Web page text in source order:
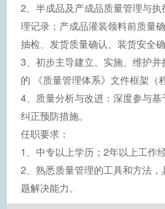
2、半成品及产成品质量管理与
理记录；产成品灌装领料前质量
抽检、发货质量确认、装货安全确
3、初步主导建立、实施、维护
的 《质量管理体系》文件框架（
4、质量分析与改进：深度参与
纠正预防措施。
任职要求：
1、中专以上学历；2年以上工作经
2、熟悉质量管理的工具和方法
题解决能力。